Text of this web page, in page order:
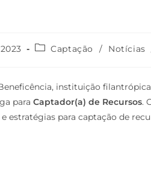
Captação / Notícias
instituição
para Captador(a) de Recursos.
estratégias para captação de